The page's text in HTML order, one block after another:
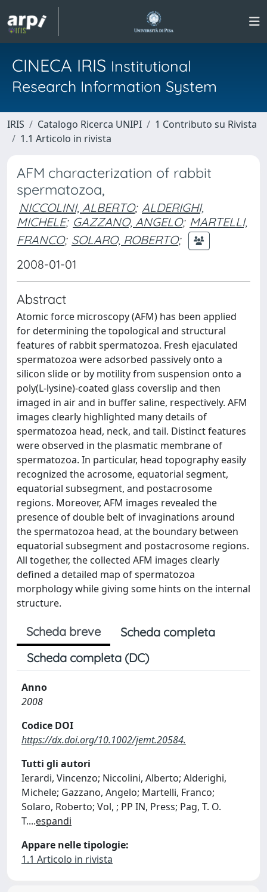
CINECA IRIS Institutional
Research Information System
IRIS Catalogo Ricerca UNIPI
1 Contributo su Rivista
1.1 Articolo in rivista
AFM characterization of rabbit
spermatozoa,
NICCOLINI, ALBERTO; ALDERIGHI,
MICHELE; GAZZANO, ANGELO; MARTELLI,
FRANCO; SOLARO, ROBERTO;
2008-01-01
Abstract
Atomic force microscopy (AFM) has been applied
for determining the topological and structural
features of rabbit spermatozoa. Fresh ejaculated
spermatozoa were adsorbed passively onto a
silicon slide or by motility from suspension onto a
poly(L-lysine)-coated glass coverslip and then
imaged in air and in buffer saline, respectively. AFM
images clearly highlighted many details of
spermatozoa head, neck, and tail. Distinct features
were observed in the plasmatic membrane of
spermatozoa. In particular, head topography easily
recognized the acrosome, equatorial segment,
equatorial subsegment, and postacrosome
regions. Moreover, AFM images revealed the
presence of double belt of invaginations around
the spermatozoa head, at the boundary between
equatorial subsegment and postacrosome regions.
All together, the collected AFM images clearly
defined a detailed map of spermatozoa
morphology while giving some hints on the internal
structure.
Scheda breve
Scheda completa
Scheda completa (DC)
Anno
2008
Codice DOI
https://dx.doi.org/10.1002/jemt.20584.
Tutti gli autori
Ierardi, Vincenzo; Niccolini, Alberto; Alderighi,
Michele; Gazzano, Angelo; Martelli, Franco;
Solaro, Roberto; Vol, ; PP IN, Press; Pag, T. O.
T....espandi
Appare nelle tipologie:
1.1 Articolo in rivista